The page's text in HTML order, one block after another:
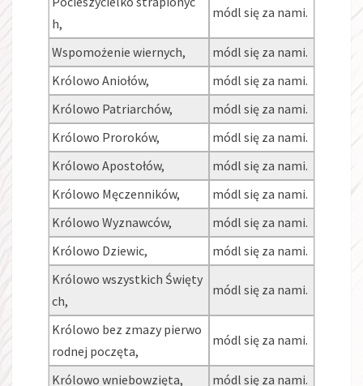
h,
módl się za nami.
Wspomożenie wiernych,
módl się za nami.
Królowo Aniołów,
módl się za nami.
Królowo Patriarchów,
módl się za nami.
Królowo Proroków,
módl się za nami.
Królowo Apostołów,
módl się za nami.
Królowo Męczenników,
módl się za nami.
Królowo Wyznawców,
módl się za nami.
Królowo Dziewic,
módl się za nami.
Królowo wszystkich Święty
ch,
módl się za nami.
Królowo bez zmazy pierwo
rodnej poczęta,
módl się za nami.
Królowo wniebowzięta,
módl się za nami.